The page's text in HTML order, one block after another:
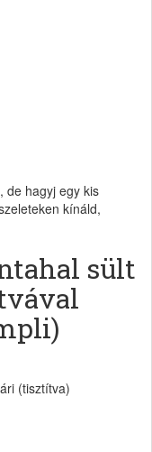
de hagyj egy kis
kínáld,
sült
(tisztítva)